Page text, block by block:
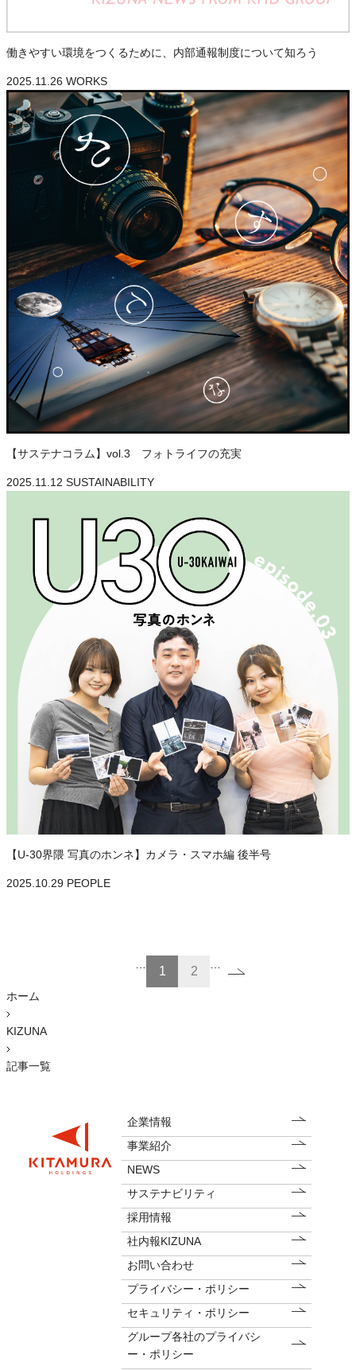
働きやすい環境をつくるために、内部通報制度について知ろう
2025.11.26 WORKS
【サステナコラム】vol.3 フォトライフの充実
2025.11.12 SUSTAINABILITY
【U-30界隈 写真のホンネ】カメラ・スマホ編 後半号
2025.10.29 PEOPLE
1 2
ホーム
KIZUNA
記事一覧
企業情報
事業紹介
NEWS
サステナビリティ
採用情報
社内報KIZUNA
お問い合わせ
プライバシー・ポリシー
セキュリティ・ポリシー
グループ各社のプライバシ
ー・ポリシー